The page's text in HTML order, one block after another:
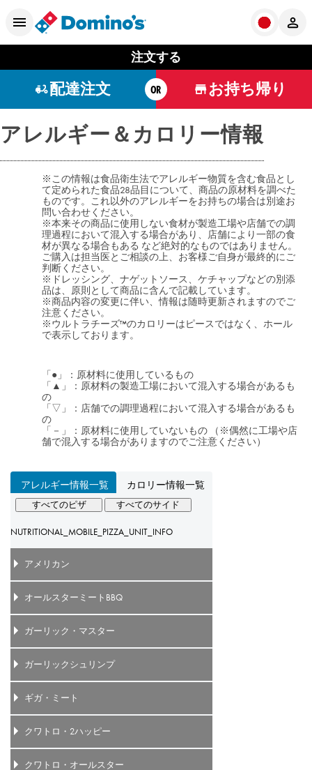
注文する
配達注文 OR お持ち帰り
アレルギー＆カロリー情報
※この情報は食品衛生法でアレルギー物質を含む食品とし
て定められた食品28品目について、商品の原材料を調べた
ものです。これ以外のアレルギーをお持ちの場合は別途お
問い合わせください。
※本来その商品に使用しない食材が製造工場や店舗での調
理過程において混入する場合があり、店舗により一部の食
材が異なる場合もある など絶対的なものではありません。
ご購入は担当医とご相談の上、お客様ご自身が最終的にご
判断ください。
※ドレッシング、ナゲットソース、ケチャップなどの別添
品は、原則として商品に含んで記載しています。
※商品内容の変更に伴い、情報は随時更新されますのでご
注意ください。
※ウルトラチーズ™のカロリーはピースではなく、ホール
で表示しております。
「●」：原材料に使用しているもの
「▲」：原材料の製造工場において混入する場合があるも
の
「▽」：店舗での調理過程において混入する場合があるも
の
「－」：原材料に使用していないもの （※偶然に工場や店
舗で混入する場合がありますのでご注意ください）
アレルギー情報一覧 カロリー情報一覧
すべてのピザ すべてのサイド
NUTRITIONAL_MOBILE_PIZZA_UNIT_INFO
アメリカン
オールスターミートBBQ
ガーリック・マスター
ガーリックシュリンプ
ギガ・ミート
クワトロ・2ハッピー
クワトロ・オールスター